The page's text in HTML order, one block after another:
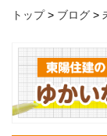
トップ> ブログ >